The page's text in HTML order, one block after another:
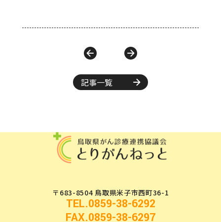
記事一覧
〒683-8504 鳥取県米子市西町36-1
TEL.0859-38-6292
FAX.0859-38-6297